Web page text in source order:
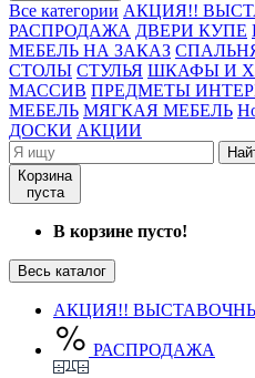
Все категории АКЦИЯ!!
РАСПРОДАЖА ДВЕРИ КУПЕ
МЕБЕЛЬ НА ЗАКАЗ
СТОЛЫ СТУЛЬЯ ШКАФЫ И
МАССИВ ПРЕДМЕТЫ
МЕБЕЛЬ МЯГКАЯ МЕБЕЛЬ
ДОСКИ АКЦИИ
Корзина
пуста
В корзине пусто!
Весь каталог
АКЦИЯ!!
РАСПРОДАЖА